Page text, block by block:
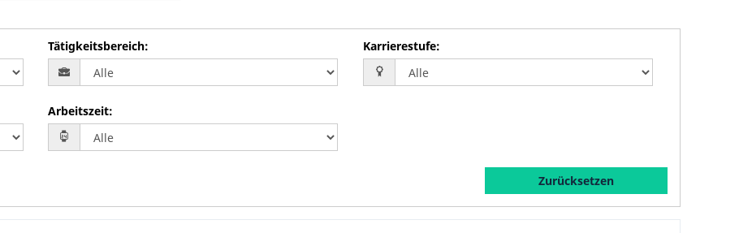
Tätigkeitsbereich: Karrierestufe:
Arbeitszeit:
Zurücksetzen